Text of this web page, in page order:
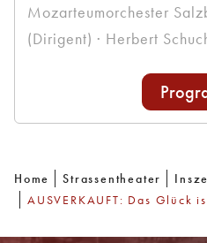
Mozarteumorchester
(Dirigent) · Herbert
Home Strassentheater
AUSVERKAUFT: Das Glück